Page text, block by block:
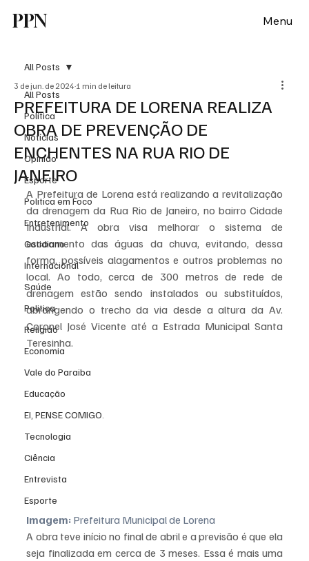
PPN Menu
All Posts
Política
Notícias
Opinião
Esporte
Politica em Foco
Entretenimento
Cotidiano
Internacional
Saúde
Politica
Religião
Economia
Vale do Paraiba
Educação
EI, PENSE COMIGO.
Tecnologia
Ciência
Entrevista
Esporte
All Posts
PREFEITURA DE LORENA REALIZA
OBRA DE PREVENÇÃO DE
ENCHENTES NA RUA RIO DE
JANEIRO
3 de jun. de 2024 1 min de leitura
A Prefeitura de Lorena está realizando a revitalização
da drenagem da Rua Rio de Janeiro, no bairro Cidade
Industrial. A obra visa melhorar o sistema de
escoamento das águas da chuva, evitando, dessa
forma, possíveis alagamentos e outros problemas no
local. Ao todo, cerca de 300 metros de rede de
drenagem estão sendo instalados ou substituídos,
abrangendo o trecho da via desde a altura da Av.
Coronel José Vicente até a Estrada Municipal Santa
Teresinha.
Imagem: Prefeitura Municipal de Lorena
A obra teve início no final de abril e a previsão é que ela
seja finalizada em cerca de 3 meses. Essa é mais uma